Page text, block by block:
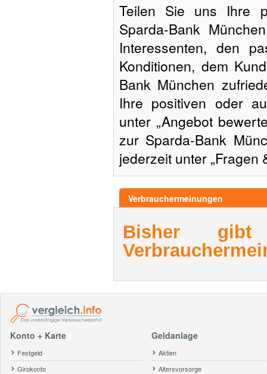
Teilen Sie uns Ihre
Sparda-Bank
Interessenten, den
Konditionen, dem
Bank München
Ihre positiven oder
unter „Angebot
zur Sparda-Bank
jederzeit unter „Fragen
Verbrauchermeinungen
Bisher
Konto + Karte
Festgeld
Girokonto
Geldanlage
Aktien
Altersvorsorge